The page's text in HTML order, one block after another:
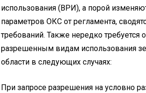
использования (ВРИ), а порой
параметров ОКС от регламента,
требований. Также нередко
разрешенным видам использования
области в следующих случаях:
При запросе разрешения на условно